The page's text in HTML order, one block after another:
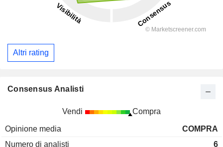
Altri rating
Consensus Analisti
Vendi Compra
Opinione media
COMPRA
Numero di analisti
6